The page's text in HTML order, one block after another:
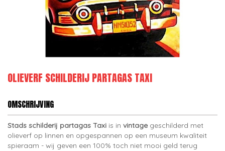
OLIEVERF SCHILDERIJ PARTAGAS TAXI
OMSCHRIJVING
Stads schilderij partagas Taxi is in vintage geschilderd met
olieverf op linnen en opgespannen op een museum kwaliteit
spieraam - wij geven een 100% toch niet mooi geld terug